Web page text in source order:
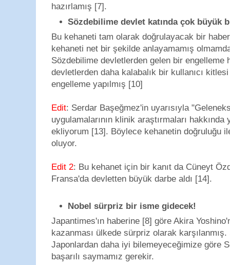
hazırlamış [7].
Sözdebilime devlet katında çok büyük
Bu kehaneti tam olarak doğrulayacak bir
kehaneti net bir şekilde anlayamamış
Sözdebilime devletlerden gelen bir engelleme
devletlerden daha kalabalık bir kullanıcı
engelleme yapılmış [10]
Edit: Serdar Başeğmez'in uyarısıyla
uygulamalarının klinik araştırmaları hakkında
ekliyorum [13]. Böylece kehanetin doğruluğu
oluyor.
Edit 2: Bu kehanet için bir kanıt da Cüneyt
Fransa'da devletten büyük darbe aldı [14].
Nobel sürpriz bir isme gidecek!
Japantimes'ın haberine [8] göre Akira
kazanması ülkede sürpriz olarak karşılanmış.
Japonlardan daha iyi bilemeyeceğimize göre
başarılı saymamız gerekir.